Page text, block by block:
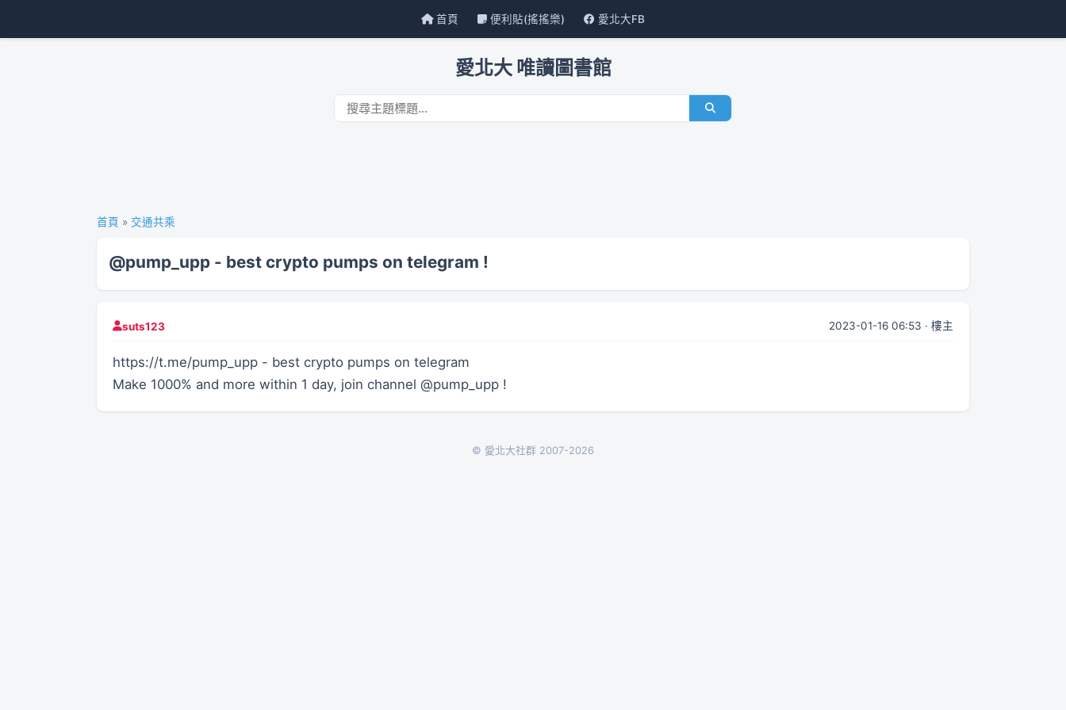
首頁 便利貼(搖搖樂) 愛北大FB
愛北大 唯讀圖書館
首頁 » 交通共乘
@pump_upp - best crypto pumps on telegram !
suts123 2023-01-16 06:53 · 樓主
https://t.me/pump_upp - best crypto pumps on telegram
Make 1000% and more within 1 day, join channel @pump_upp !
© 愛北大社群 2007-2026